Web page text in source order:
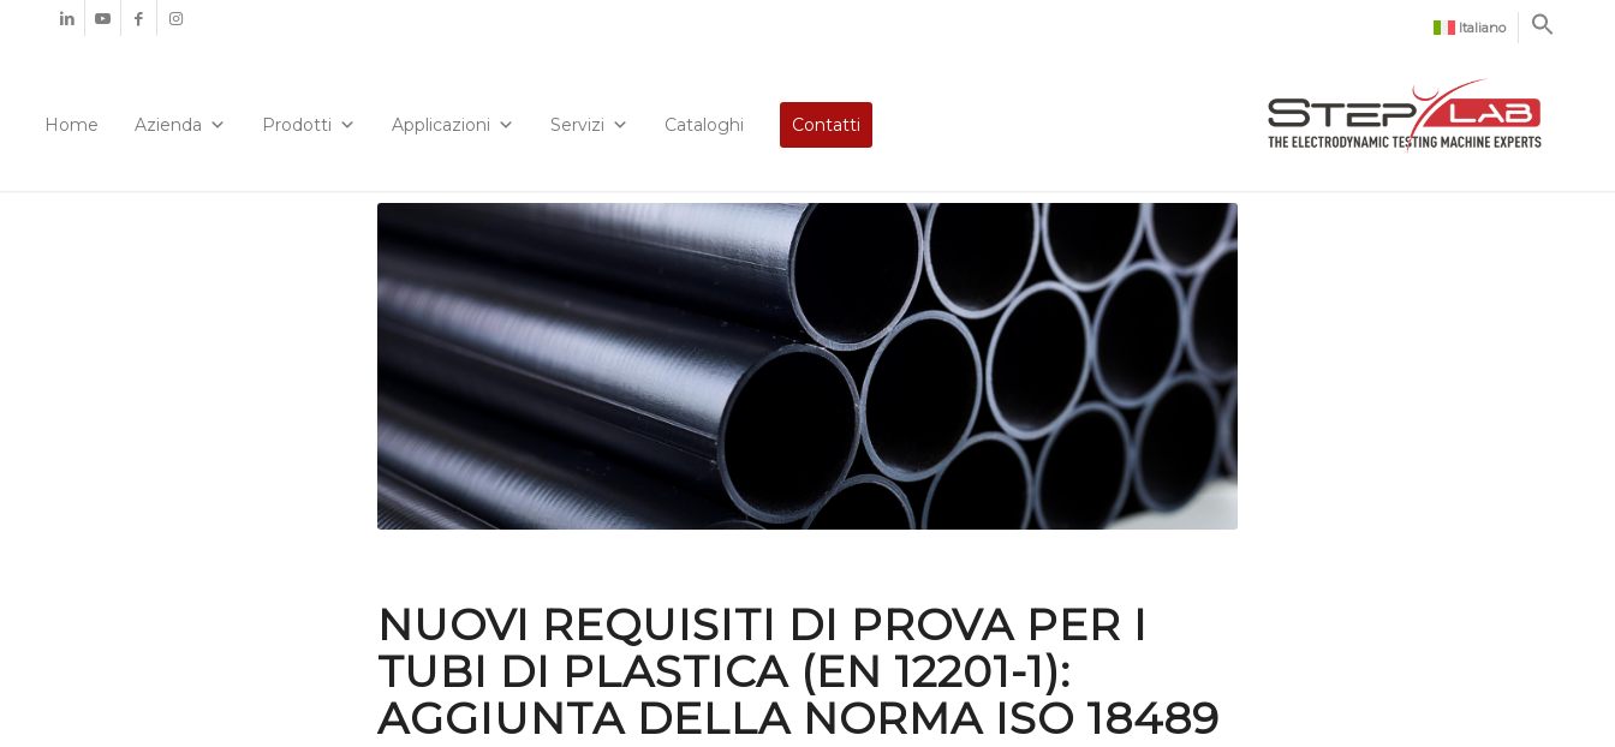
Italiano
Home Azienda Prodotti Applicazioni Servizi Cataloghi Contatti
NUOVI REQUISITI DI PROVA PER I
TUBI DI PLASTICA (EN 12201-1):
AGGIUNTA DELLA NORMA ISO 18489